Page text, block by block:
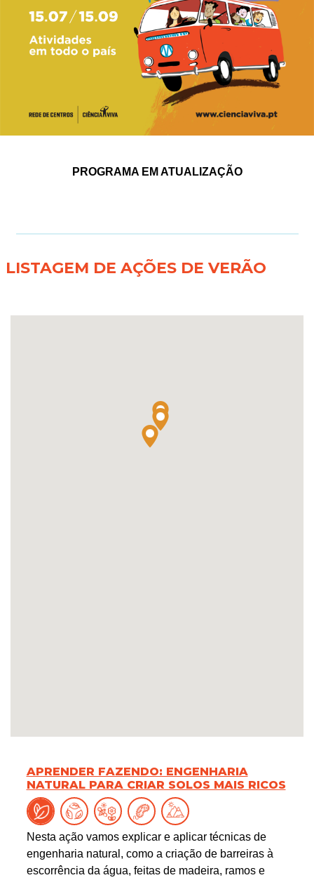
PROGRAMA EM ATUALIZAÇÃO
LISTAGEM DE AÇÕES DE VERÃO
APRENDER FAZENDO: ENGENHARIA
NATURAL PARA CRIAR SOLOS MAIS RICOS
Nesta ação vamos explicar e aplicar técnicas de
engenharia natural, como a criação de barreiras à
escorrência da água, feitas de madeira, ramos e